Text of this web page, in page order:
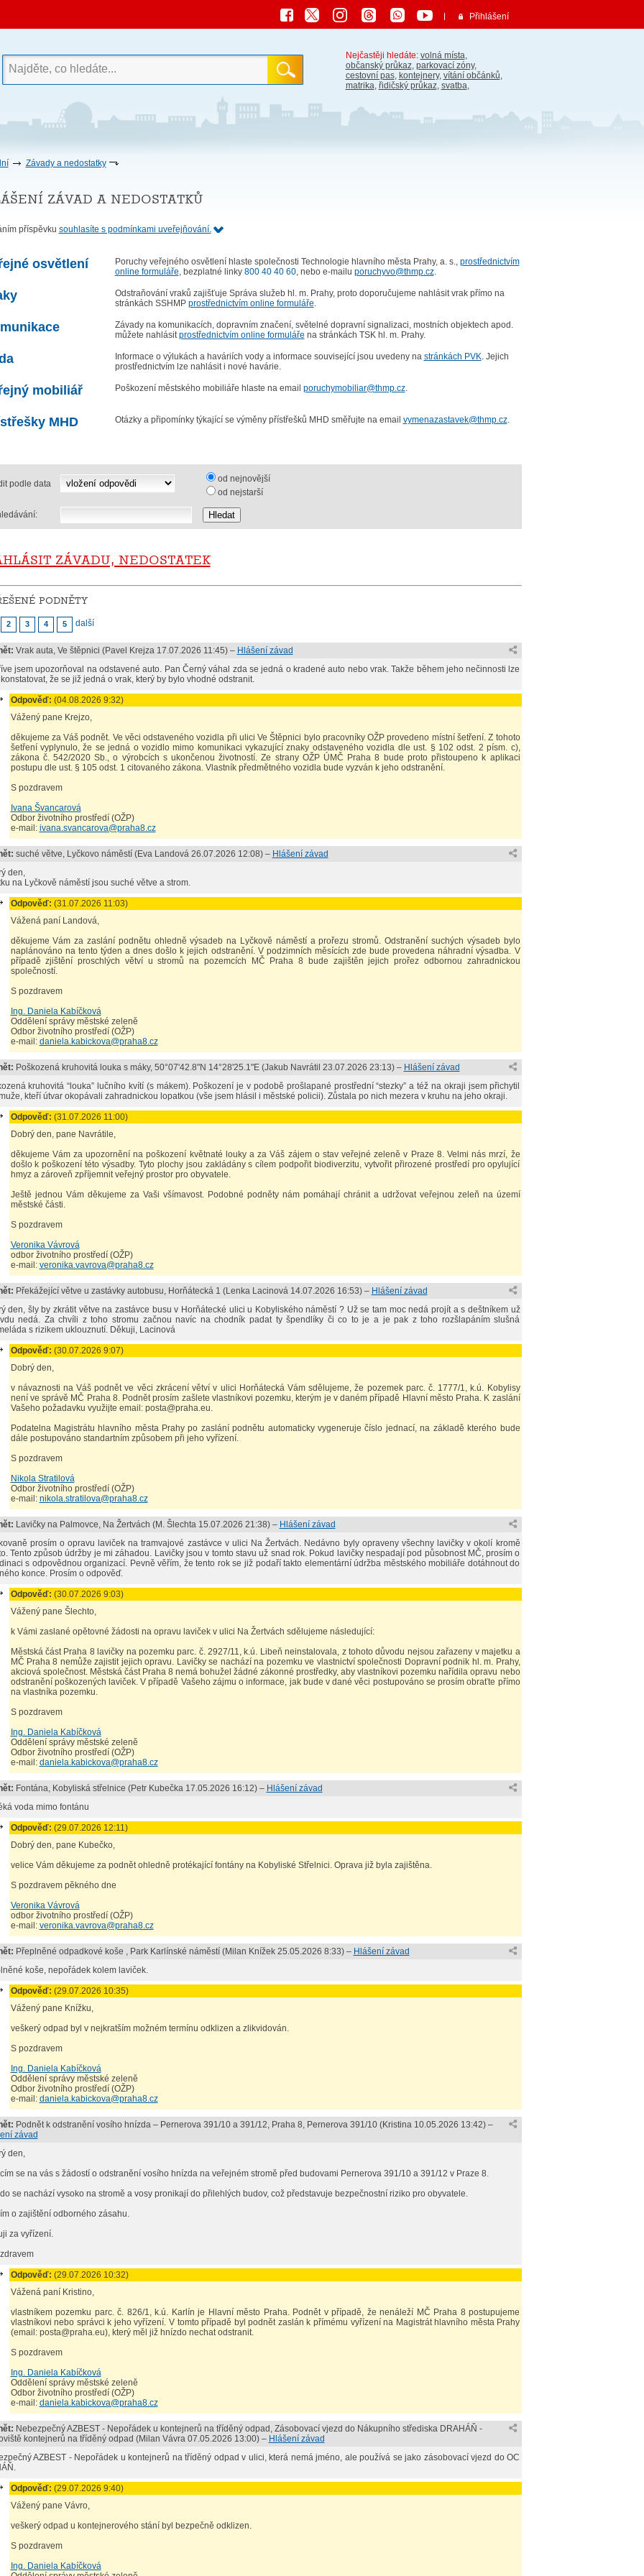
Přihlášení
Nejčastěji hledáte: volná místa,
občanský průkaz, parkovací zóny,
cestovní pas, kontejnery, vítání občánků,
matrika, řidičský průkaz, svatba,
Závady a nedostatky
závad a nedostatků
příspěvku souhlasíte s podmínkami uveřejňování.
osvětlení Poruchy veřejného osvětlení hlaste společnosti Technologie hlavního města Prahy, a. s., prostřednictvím
online formuláře, bezplatné linky 800 40 40 60, nebo e-mailu poruchyvo@thmp.cz.
Odstraňování vraků zajišťuje Správa služeb hl. m. Prahy, proto doporučujeme nahlásit vrak přímo na
stránkách SSHMP prostřednictvím online formuláře.
Závady na komunikacích, dopravním značení, světelné dopravní signalizaci, mostních objektech apod.
můžete nahlásitprostřednictvím online formuláře na stránkách TSK hl. m. Prahy.
Informace o výlukách a haváriích vody a informace související jsou uvedeny na stránkách PVK. Jejich
prostřednictvím lze nahlásit i nové havárie.
mobiliář Poškození městského mobiliáře hlaste na email poruchymobiliar@thmp.cz.
MHD Otázky a připomínky týkající se výměny přístřešků MHD směřujte na email vymenazastavek@thmp.cz.
podle data
od nejnovější
od nejstarší
závadu, nedostatek
podněty
2 3 4 5 další
Vrak auta, Ve štěpnici (Pavel Krejza 17.07.2026 11:45) – Hlášení závad
jsem upozorňoval na odstavené auto. Pan Černý váhal zda se jedná o kradené auto nebo vrak. Takže během jeho nečinnosti lze
že se již jedná o vrak, který by bylo vhodné odstranit.
Odpověď: (04.08.2026 9:32)
Vážený pane Krejzo,
děkujeme za Váš podnět. Ve věci odstaveného vozidla při ulici Ve Štěpnici bylo pracovníky OŽP provedeno místní šetření. Z tohoto
šetření vyplynulo, že se jedná o vozidlo mimo komunikaci vykazující znaky odstaveného vozidla dle ust. § 102 odst. 2 písm. c),
zákona č. 542/2020 Sb., o výrobcích s ukončenou životností. Ze strany OŽP ÚMČ Praha 8 bude proto přistoupeno k aplikaci
postupu dle ust. § 105 odst. 1 citovaného zákona. Vlastník předmětného vozidla bude vyzván k jeho odstranění.
S pozdravem
Ivana Švancarová
Odbor životního prostředí (OŽP)
e-mail: ivana.svancarova@praha8.cz
suché větve, Lyčkovo náměstí (Eva Landová 26.07.2026 12:08) – Hlášení závad
den,
na Lyčkově náměstí jsou suché větve a strom.
Odpověď: (31.07.2026 11:03)
Vážená paní Landová,
děkujeme Vám za zaslání podnětu ohledně výsadeb na Lyčkově náměstí a prořezu stromů. Odstranění suchých výsadeb bylo
naplánováno na tento týden a dnes došlo k jejich odstranění. V podzimních měsících zde bude provedena náhradní výsadba. V
případě zjištění proschlých větví u stromů na pozemcích MČ Praha 8 bude zajištěn jejich prořez odbornou zahradnickou
společností.
S pozdravem
Ing. Daniela Kabíčková
Oddělení správy městské zeleně
Odbor životního prostředí (OŽP)
e-mail: daniela.kabickova@praha8.cz
Poškozená kruhovitá louka s máky, 50°07'42.8"N 14°28'25.1"E (Jakub Navrátil 23.07.2026 23:13) – Hlášení závad
kruhovitá “louka” lučního kvítí (s mákem). Poškození je v podobě prošlapané prostřední “stezky” a též na okraji jsem přichytil
kteří útvar okopávali zahradnickou lopatkou (vše jsem hlásil i městské policii). Zůstala po nich mezera v kruhu na jeho okraji.
Odpověď: (31.07.2026 11:00)
Dobrý den, pane Navrátile,
děkujeme Vám za upozornění na poškození květnaté louky a za Váš zájem o stav veřejné zeleně v Praze 8. Velmi nás mrzí, že
došlo k poškození této výsadby. Tyto plochy jsou zakládány s cílem podpořit biodiverzitu, vytvořit přirozené prostředí pro opylující
hmyz a zároveň zpříjemnit veřejný prostor pro obyvatele.
Ještě jednou Vám děkujeme za Vaši všímavost. Podobné podněty nám pomáhají chránit a udržovat veřejnou zeleň na území
městské části.
S pozdravem
Veronika Vávrová
odbor životního prostředí (OŽP)
e-mail: veronika.vavrova@praha8.cz
Překážející větve u zastávky autobusu, Horňátecká 1 (Lenka Lacinová 14.07.2026 16:53) – Hlášení závad
den, šly by zkrátit větve na zastávce busu v Horňátecké ulici u Kobyliského náměstí ? Už se tam moc nedá projít a s deštníkem už
nedá. Za chvíli z toho stromu začnou navíc na chodník padat ty špendlíky či co to je a je pak z toho rozšlapáním slušná
s rizikem uklouznutí. Děkuji, Lacinová
Odpověď: (30.07.2026 9:07)
Dobrý den,
v návaznosti na Váš podnět ve věci zkrácení větví v ulici Horňátecká Vám sdělujeme, že pozemek parc. č. 1777/1, k.ú. Kobylisy
není ve správě MČ Praha 8. Podnět prosím zašlete vlastníkovi pozemku, kterým je v daném případě Hlavní město Praha. K zaslání
Vašeho požadavku využijte email: posta@praha.eu.
Podatelna Magistrátu hlavního města Prahy po zaslání podnětu automaticky vygeneruje číslo jednací, na základě kterého bude
dále postupováno standartním způsobem při jeho vyřízení.
S pozdravem
Nikola Stratilová
Odbor životního prostředí (OŽP)
e-mail: nikola.stratilova@praha8.cz
Lavičky na Palmovce, Na Žertvách (M. Šlechta 15.07.2026 21:38) – Hlášení závad
prosím o opravu laviček na tramvajové zastávce v ulici Na Žertvách. Nedávno byly opraveny všechny lavičky v okolí kromě
Tento způsob údržby je mi záhadou. Lavičky jsou v tomto stavu už snad rok. Pokud lavičky nespadají pod působnost MČ, prosím o
s odpovědnou organizací. Pevně věřím, že tento rok se již podaří takto elementární údržba městského mobiliáře dotáhnout do
konce. Prosím o odpověď.
Odpověď: (30.07.2026 9:03)
Vážený pane Šlechto,
k Vámi zaslané opětovné žádosti na opravu laviček v ulici Na Žertvách sdělujeme následující:
Městská část Praha 8 lavičky na pozemku parc. č. 2927/11, k.ú. Libeň neinstalovala, z tohoto důvodu nejsou zařazeny v majetku a
MČ Praha 8 nemůže zajistit jejich opravu. Lavičky se nachází na pozemku ve vlastnictví společnosti Dopravní podnik hl. m. Prahy,
akciová společnost. Městská část Praha 8 nemá bohužel žádné zákonné prostředky, aby vlastníkovi pozemku nařídila opravu nebo
odstranění poškozených laviček. V případě Vašeho zájmu o informace, jak bude v dané věci postupováno se prosím obraťte přímo
na vlastníka pozemku.
S pozdravem
Ing. Daniela Kabíčková
Oddělení správy městské zeleně
Odbor životního prostředí (OŽP)
e-mail: daniela.kabickova@praha8.cz
Fontána, Kobyliská střelnice (Petr Kubečka 17.05.2026 16:12) – Hlášení závad
voda mimo fontánu
Odpověď: (29.07.2026 12:11)
Dobrý den, pane Kubečko,
velice Vám děkujeme za podnět ohledně protékající fontány na Kobyliské Střelnici. Oprava již byla zajištěna.
S pozdravem pěkného dne
Veronika Vávrová
odbor životního prostředí (OŽP)
e-mail: veronika.vavrova@praha8.cz
Přeplněné odpadkové koše , Park Karlínské náměstí (Milan Knížek 25.05.2026 8:33) – Hlášení závad
koše, nepořádek kolem laviček.
Odpověď: (29.07.2026 10:35)
Vážený pane Knížku,
veškerý odpad byl v nejkratším možném termínu odklizen a zlikvidován.
S pozdravem
Ing. Daniela Kabíčková
Oddělení správy městské zeleně
Odbor životního prostředí (OŽP)
e-mail: daniela.kabickova@praha8.cz
Podnět k odstranění vosího hnízda – Pernerova 391/10 a 391/12, Praha 8, Pernerova 391/10 (Kristina 10.05.2026 13:42) –
závad
den,
se na vás s žádostí o odstranění vosího hnízda na veřejném stromě před budovami Pernerova 391/10 a 391/12 v Praze 8.
se nachází vysoko na stromě a vosy pronikají do přilehlých budov, což představuje bezpečnostní riziko pro obyvatele.
o zajištění odborného zásahu.
za vyřízení.
Odpověď: (29.07.2026 10:32)
Vážená paní Kristino,
vlastníkem pozemku parc. č. 826/1, k.ú. Karlín je Hlavní město Praha. Podnět v případě, že nenáleží MČ Praha 8 postupujeme
vlastníkovi nebo správci k jeho vyřízení. V tomto případě byl podnět zaslán k přímému vyřízení na Magistrát hlavního města Prahy
(email: posta@praha.eu), který měl již hnízdo nechat odstranit.
S pozdravem
Ing. Daniela Kabíčková
Oddělení správy městské zeleně
Odbor životního prostředí (OŽP)
e-mail: daniela.kabickova@praha8.cz
Nebezpečný AZBEST - Nepořádek u kontejnerů na tříděný odpad , Zásobovací vjezd do Nákupního střediska DRAHÁŇ -
kontejnerů na tříděný odpad (Milan Vávra 07.05.2026 13:00) – Hlášení závad
AZBEST - Nepořádek u kontejnerů na tříděný odpad v ulici, která nemá jméno, ale používá se jako zásobovací vjezd do OC
Odpověď: (29.07.2026 9:40)
Vážený pane Vávro,
veškerý odpad u kontejnerového stání byl bezpečně odklizen.
S pozdravem
Ing. Daniela Kabíčková